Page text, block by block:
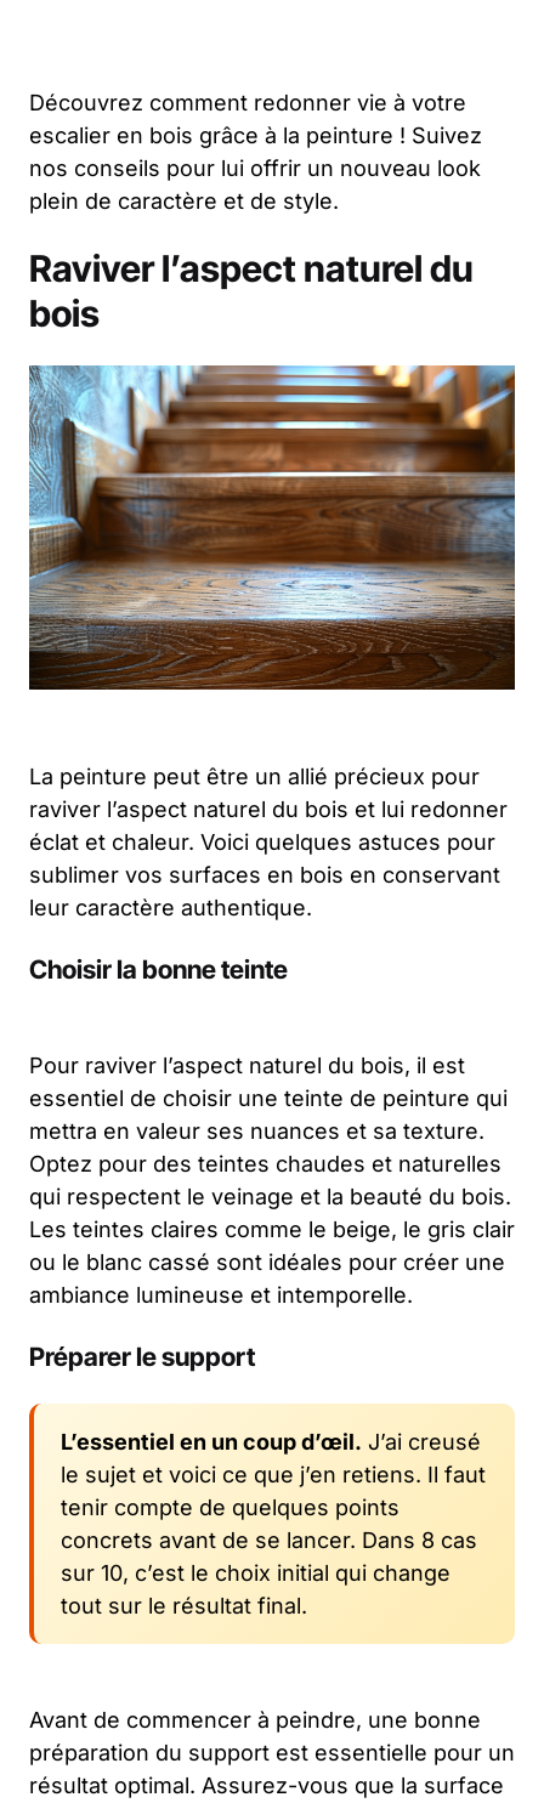
Découvrez comment redonner vie à votre
escalier en bois grâce à la peinture ! Suivez
nos conseils pour lui offrir un nouveau look
plein de caractère et de style.
Raviver l’aspect naturel du
bois
La peinture peut être un allié précieux pour
raviver l’aspect naturel du bois et lui redonner
éclat et chaleur. Voici quelques astuces pour
sublimer vos surfaces en bois en conservant
leur caractère authentique.
Choisir la bonne teinte
Pour raviver l’aspect naturel du bois, il est
essentiel de choisir une teinte de peinture qui
mettra en valeur ses nuances et sa texture.
Optez pour des teintes chaudes et naturelles
qui respectent le veinage et la beauté du bois.
Les teintes claires comme le beige, le gris clair
ou le blanc cassé sont idéales pour créer une
ambiance lumineuse et intemporelle.
Préparer le support
L’essentiel en un coup d’œil. J’ai creusé
le sujet et voici ce que j’en retiens. Il faut
tenir compte de quelques points
concrets avant de se lancer. Dans 8 cas
sur 10, c’est le choix initial qui change
tout sur le résultat final.
Avant de commencer à peindre, une bonne
préparation du support est essentielle pour un
résultat optimal. Assurez-vous que la surface